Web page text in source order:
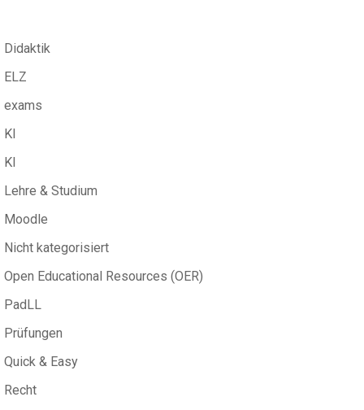
Didaktik
ELZ
exams
KI
KI
Lehre & Studium
Moodle
Nicht kategorisiert
Open Educational Resources (OER)
PadLL
Prüfungen
Quick & Easy
Recht